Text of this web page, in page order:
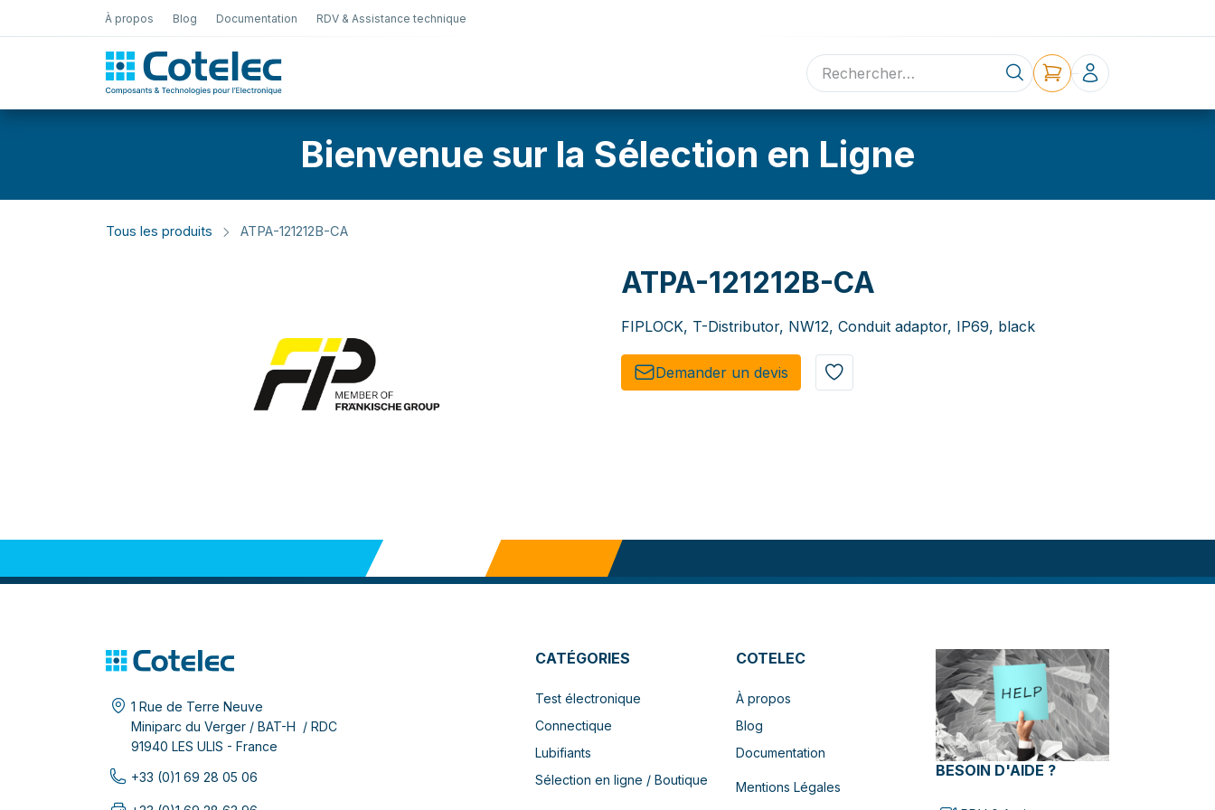
À propos Blog Documentation RDV & Assistance technique
Sélection en ligne Contact
Bienvenue sur la Sélection en Ligne
Tous les produits ATPA-121212B-CA
ATPA-121212B-CA
FIPLOCK, T-Distributor, NW12, Conduit adaptor, IP69, black
Demander un de​​vis​​
1 Rue de Terre Neuve
Miniparc du Verger / BAT-H / RDC
91940 LES ULIS - France
+33 (0)1 69 28 05 06
CATÉGORIES
Test électronique
Connectique
Lubifiants
Sélection en ligne / Boutique
COTELEC
À propos
Blog
Documentation
Mentions Légales
BESOIN D'AIDE ?